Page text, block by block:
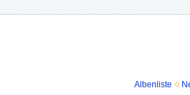
Albenliste